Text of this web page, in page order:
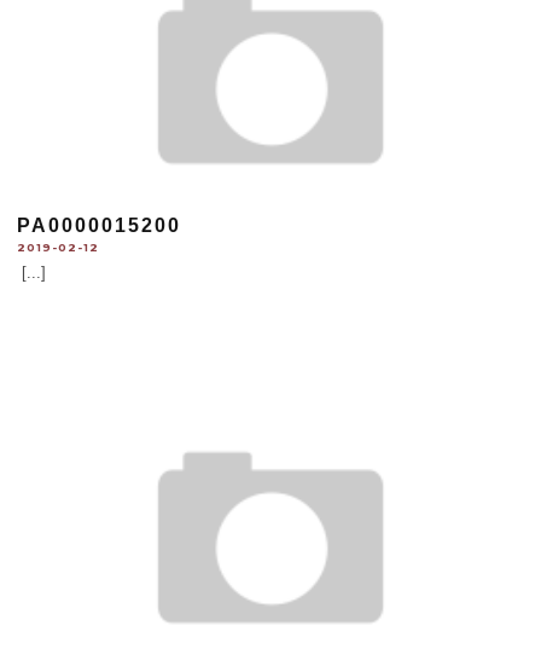
PA0000015200
2019-02-12
[...]